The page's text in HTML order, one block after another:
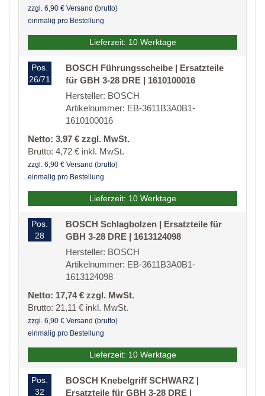
zzgl. 6,90 € Versand (brutto)
einmalig pro Bestellung
Lieferzeit: 10 Werktage
Pos.
26/71
BOSCH Führungsscheibe | Ersatzteile
für GBH 3-28 DRE | 1610100016
Hersteller: BOSCH
Artikelnummer: EB-3611B3A0B1-
1610100016
Netto: 3,97 € zzgl. MwSt.
Brutto: 4,72 € inkl. MwSt.
zzgl. 6,90 € Versand (brutto)
einmalig pro Bestellung
Lieferzeit: 10 Werktage
Pos.
28
BOSCH Schlagbolzen | Ersatzteile für
GBH 3-28 DRE | 1613124098
Hersteller: BOSCH
Artikelnummer: EB-3611B3A0B1-
1613124098
Netto: 17,74 € zzgl. MwSt.
Brutto: 21,11 € inkl. MwSt.
zzgl. 6,90 € Versand (brutto)
einmalig pro Bestellung
Lieferzeit: 10 Werktage
Pos.
32
BOSCH Knebelgriff SCHWARZ |
Ersatzteile für GBH 3-28 DRE |